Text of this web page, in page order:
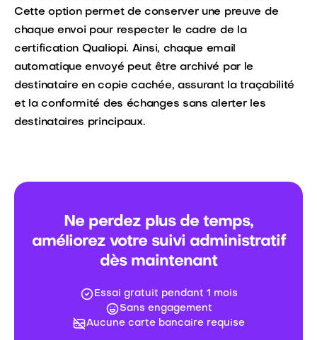
Cette option permet de conserver une preuve de
chaque envoi pour respecter le cadre de la
certification Qualiopi. Ainsi, chaque email
automatique envoyé peut être archivé par le
destinataire en copie cachée, assurant la traçabilité
et la conformité des échanges sans alerter les
destinataires principaux.
Ne perdez plus de temps,
améliorez votre suivi administratif
dès maintenant
Essai gratuit pendant 1 mois
Sans engagement
Aucune carte bancaire requise